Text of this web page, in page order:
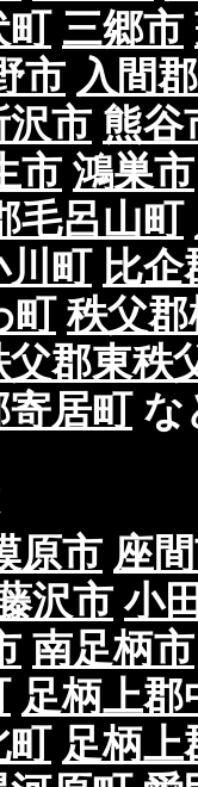
町 三郷市
市 入間
沢市 熊谷
市 鴻巣市
毛呂山町
川町 比
町 秩父
父郡東秩
寄居町な
原市 座
沢市 小
南足柄市
足柄上郡
町 足柄上